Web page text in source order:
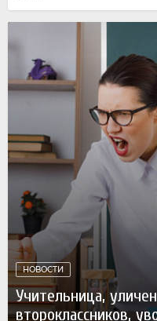
НОВОСТИ
Учительница,
второклассников,